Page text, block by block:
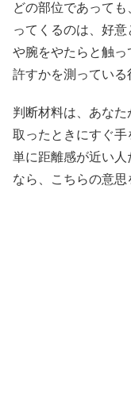
どの部位であって
ってくるのは、好
や腕をやたらと触
許すかを測っている
判断材料は、あな
取ったときにすぐ手
単に距離感が近い
なら、こちらの意思